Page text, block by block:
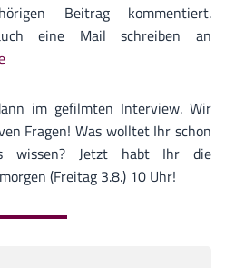
Beitrag kommentiert.
eine Mail schreiben an
im gefilmten Interview. Wir
Fragen! Was wolltet Ihr schon
wissen? Jetzt habt Ihr die
(Freitag 3.8.) 10 Uhr!